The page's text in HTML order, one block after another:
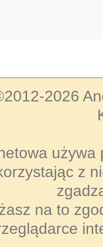
2026
z
na to